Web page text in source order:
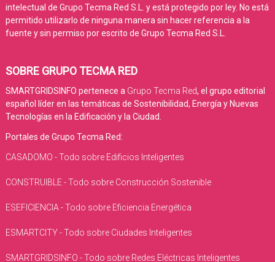
intelectual de Grupo Tecma Red S.L. y está protegido por ley. No está
permitido utilizarlo de ninguna manera sin hacer referencia a la
fuente y sin permiso por escrito de Grupo Tecma Red S.L.
SOBRE GRUPO TECMA RED
SMARTGRIDSINFO pertenece a Grupo Tecma Red, el grupo editorial
español líder en las temáticas de Sostenibilidad, Energía y Nuevas
Tecnologías en la Edificación y la Ciudad.
Portales de Grupo Tecma Red:
CASADOMO - Todo sobre Edificios Inteligentes
CONSTRUIBLE - Todo sobre Construcción Sostenible
ESEFICIENCIA - Todo sobre Eficiencia Energética
ESMARTCITY - Todo sobre Ciudades Inteligentes
SMARTGRIDSINFO - Todo sobre Redes Eléctricas Inteligentes